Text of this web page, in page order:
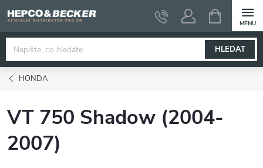
na
obsah
HLEDAT
NÁKUPNÍ
KOŠÍK
HONDA
VT 750 Shadow (2004-
2007)